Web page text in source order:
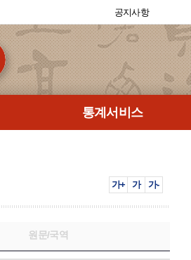
공지사항
통계서비스
가+ 가 가-
원문/국역